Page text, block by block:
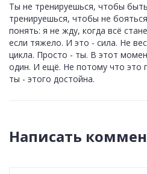
Ты не тренируешься, чтобы
тренируешься, чтобы не
понять: я не жду, когда всё
если тяжело. И это - сила. Не
цикла. Просто - ты. В этот
один. И ещё. Не потому что это
ты - этого достойна.
Написать